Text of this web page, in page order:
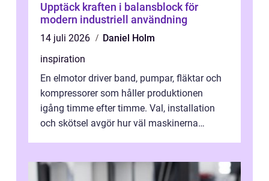
Upptäck kraften i balansblock för
modern industriell användning
14 juli 2026
Daniel Holm
inspiration
En elmotor driver band, pumpar, fläktar och
kompressorer som håller produktionen
igång timme efter timme. Val, installation
och skötsel avgör hur väl maskinerna